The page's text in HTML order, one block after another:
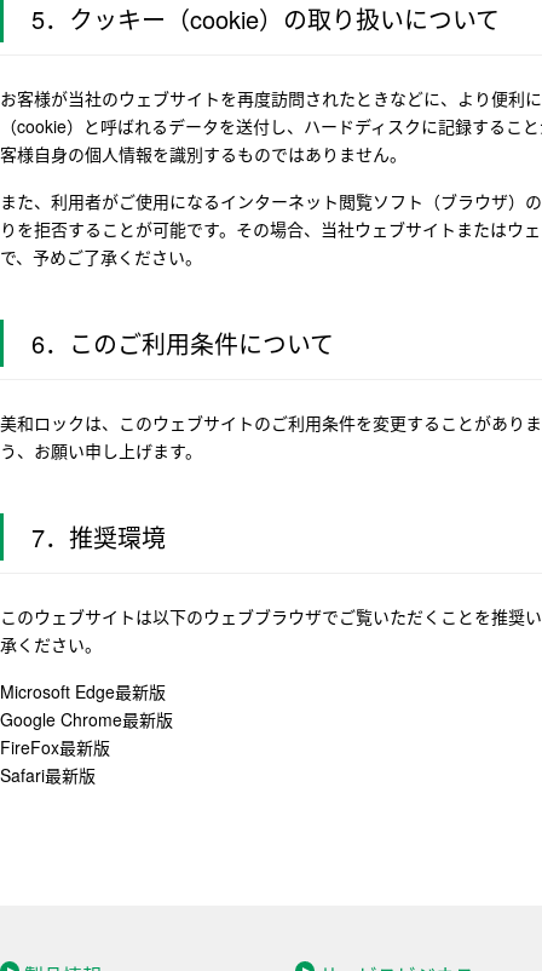
5．クッキー（cookie）の取り扱いについて
お客様が当社のウェブサイトを再度訪問されたときなどに、より便
（cookie）と呼ばれるデータを送付し、ハードディスクに記録する
客様自身の個人情報を識別するものではありません。
また、利用者がご使用になるインターネット閲覧ソフト（ブラウザ
りを拒否することが可能です。その場合、当社ウェブサイトまたは
で、予めご了承ください。
6．このご利用条件について
美和ロックは、このウェブサイトのご利用条件を変更することがあり
う、お願い申し上げます。
7．推奨環境
このウェブサイトは以下のウェブブラウザでご覧いただくことを推
承ください。
Microsoft Edge最新版
Google Chrome最新版
FireFox最新版
Safari最新版